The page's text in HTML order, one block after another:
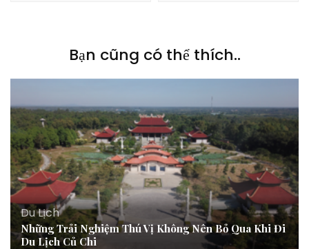
Bạn cũng có thể thích..
Du Lịch
Những Trải Nghiệm Thú Vị Không Nên Bỏ Qua Khi Đi
Du Lịch Củ Chi